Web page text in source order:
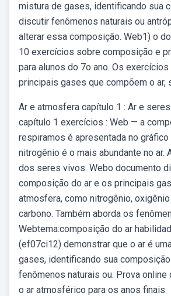
mistura de gases, identificando sua
discutir fenômenos naturais ou
alterar essa composição. Web1) o
10 exercícios sobre composição e
para alunos do 7o ano. Os
principais gases que compõem o ar,
Ar e atmosfera capítulo 1 : Ar e
capítulo 1 exercícios : Web — a
respiramos é apresentada no gráfico
nitrogênio é o mais abundante no ar.
dos seres vivos. Webo documento
composição do ar e os principais
atmosfera, como nitrogênio,
carbono. Também aborda os
Webtema:composição do ar
(ef07ci12) demonstrar que o ar é
gases, identificando sua
fenômenos naturais ou. Prova
o ar atmosférico para os anos finais.